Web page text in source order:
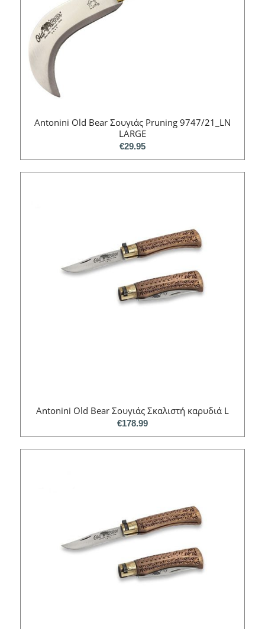
Antonini Old Bear Σουγιάς Pruning 9747/21_LN
LARGE
€29.95
Antonini Old Bear Σουγιάς Σκαλιστή καρυδιά L
€178.99